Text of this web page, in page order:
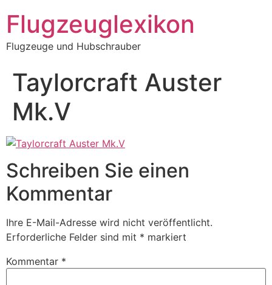
Inhalt
springen
Flugzeuglexikon
Flugzeuge und Hubschrauber
Taylorcraft Auster
Mk.V
Schreiben Sie einen
Kommentar
Ihre E-Mail-Adresse wird nicht veröffentlicht.
Erforderliche Felder sind mit * markiert
Kommentar *